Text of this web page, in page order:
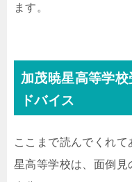
ます。
加茂暁星高等学
ドバイス
ここまで読んでくれ
星高等学校は、面倒見